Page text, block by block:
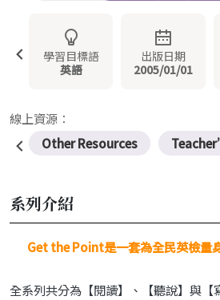
學習目標語
英語
出版日期
2005/01/01
線上資源：
Other Resources
系列介紹
Get the Point是一套為全民英檢量
全系列共分為【閱讀】、【聽說】與【